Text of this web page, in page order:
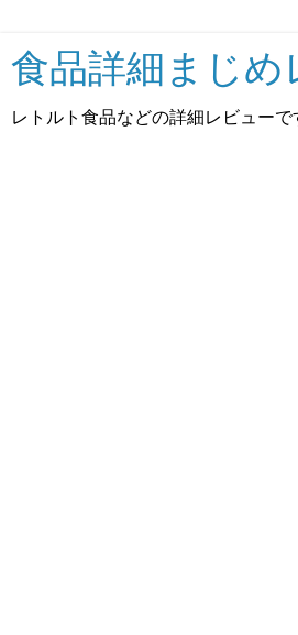
食品詳細まじめ
レトルト食品などの詳細レビューで